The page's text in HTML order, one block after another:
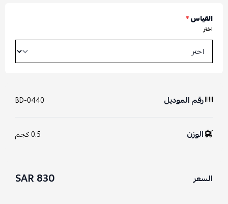
القياس*
اختر
رقم الموديل BD-0440
الوزن 0.5 كجم
السعر 830 SAR